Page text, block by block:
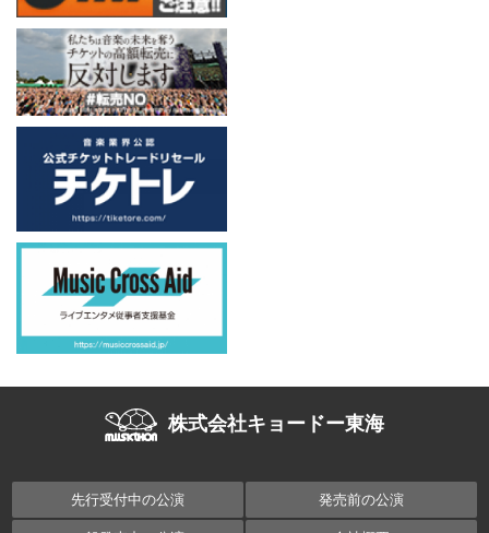
株式会社キョードー東海
先行受付中の公演 発売前の公演